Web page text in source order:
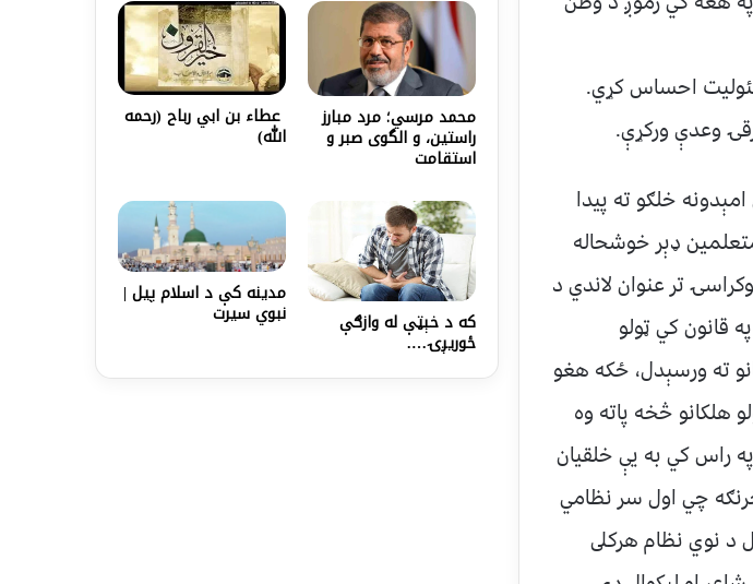
احساس كړي.
وعدې وركړې.
خلګو ته پيدا
ډېر خوشحاله
تر عنوان لاندي د
قانون كي ټولو
ته ورسېدل، ځكه هغو
هلكانو څخه پاته وه
راس كي به يې خلقيان
چي اول سر نظامي
نوي نظام هركلى
محمد مرسي؛ مرد مبارز
راستین، و الگوی صبر و
استقامت
عطاء بن ابي رباح (رحمه
الله)
که د خېټې له وازګې
ځوریږۍ….
مدينه کې د اسلام پيل |
نبوي سيرت